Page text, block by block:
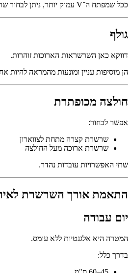
ככל שמפתח ה־V עמוק יותר, ניתן לבחור שרשרת ארוכה יותר.
גולף
דווקא כאן השרשראות הארוכות זוהרות.
הן מוסיפות עניין ומונעות מהמראה להיות
חולצה מכופתרת
אפשר לבחור:
שרשרת קצרה מתחת לצווארון
שרשרת ארוכה מעל החולצה
שתי האפשרויות עובדות נהדר.
התאמת אורך השרשרת
יום עבודה
המטרה היא אלגנטיות ללא עומס.
בדרך כלל: